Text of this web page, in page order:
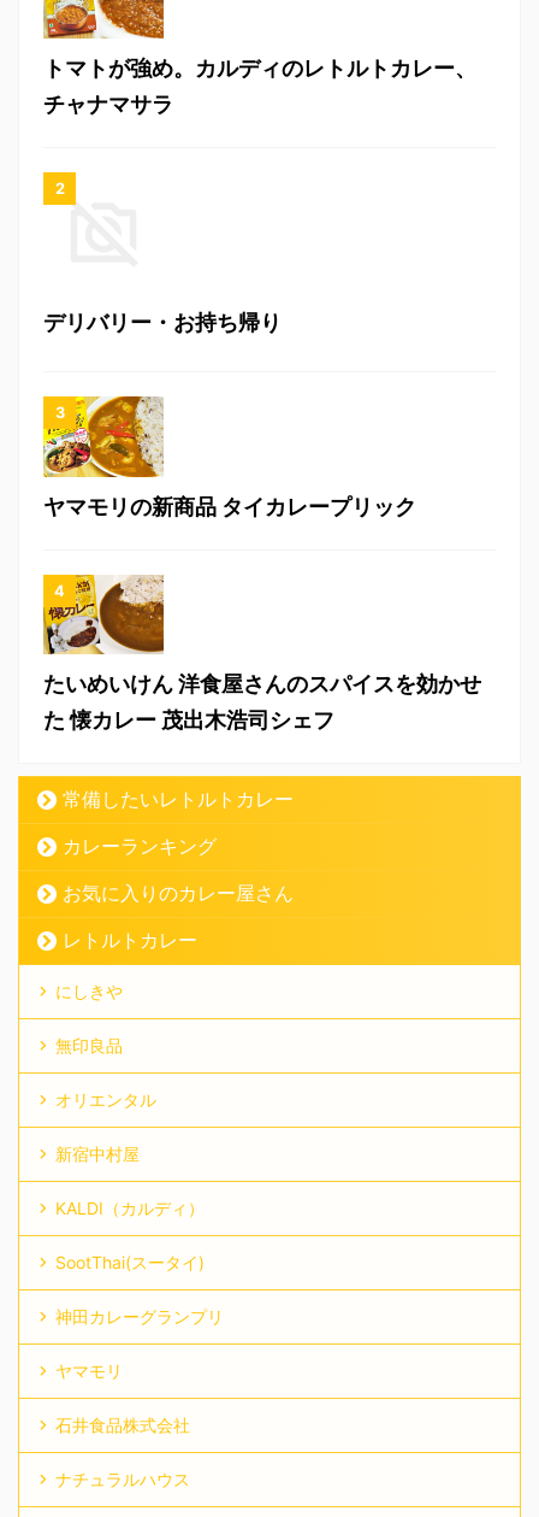
トマトが強め。カルディのレトルトカレー、
チャナマサラ
デリバリー・お持ち帰り
ヤマモリの新商品 タイカレープリック
たいめいけん 洋食屋さんのスパイスを効かせ
た 懐カレー 茂出木浩司シェフ
常備したいレトルトカレー
カレーランキング
お気に入りのカレー屋さん
レトルトカレー
にしきや
無印良品
オリエンタル
新宿中村屋
KALDI（カルディ）
SootThai(スータイ)
神田カレーグランプリ
ヤマモリ
石井食品株式会社
ナチュラルハウス